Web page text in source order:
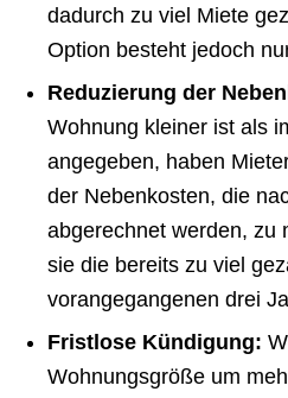
dadurch zu viel Miete
Option besteht jedoch
Reduzierung der
Wohnung kleiner ist als
angegeben, haben
der Nebenkosten, die
abgerechnet werden, zu
sie die bereits zu viel
vorangegangenen drei
Fristlose Kündigung:
Wohnungsgröße um